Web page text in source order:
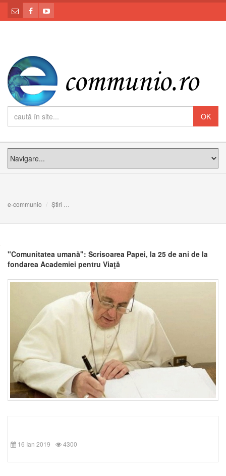
e-communio Știri
"Comunitatea umană": Scrisoarea Papei, la 25 de ani de la
fondarea Academiei pentru Viaţă
16 Ian 2019 4300